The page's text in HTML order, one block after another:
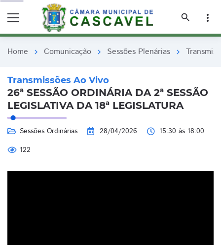
search
more_vert
Home chevron_right Comunicação chevron_right Sessões Plenárias chevron_right
Transmissões Ao Vivo
26ª SESSÃO ORDINÁRIA DA 2ª SESSÃO
LEGISLATIVA DA 18ª LEGISLATURA
Sessões Ordinárias 28/04/2026
15:30 às 18:00
122